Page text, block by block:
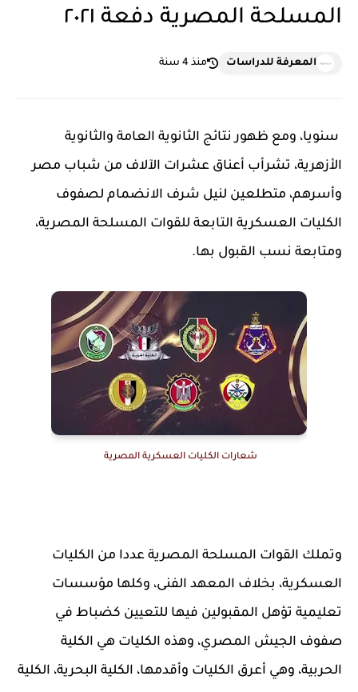
المسلحة المصرية دفعة ٢٠٢١
المعرفة للدراسات منذ 4 سنة
سنويا، ومع ظهور نتائج الثانوية العامة والثانوية
الأزهرية، تشرأب أعناق عشرات الآلاف من شباب مصر
وأسرهم، متطلعين لنيل شرف الانضمام لصفوف
الكليات العسكرية التابعة للقوات المسلحة المصرية،
ومتابعة نسب القبول بها.
شعارات الكليات العسكرية المصرية
وتملك القوات المسلحة المصرية عددا من الكليات
العسكرية، بخلاف المعهد الفنى، وكلها مؤسسات
تعليمية تؤهل المقبولين فيها للتعيين كضباط في
صفوف الجيش المصري، وهذه الكليات هي الكلية
الحربية، وهي أعرق الكليات وأقدمها، الكلية البحرية، الكلية